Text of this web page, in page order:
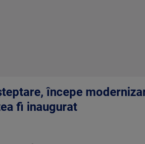
începe
fi inaugurat